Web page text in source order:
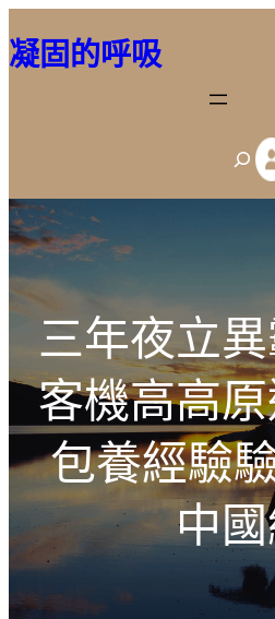
至
容
凝固的呼吸
S
e
h
三年夜立
客機高高
包養經驗
中